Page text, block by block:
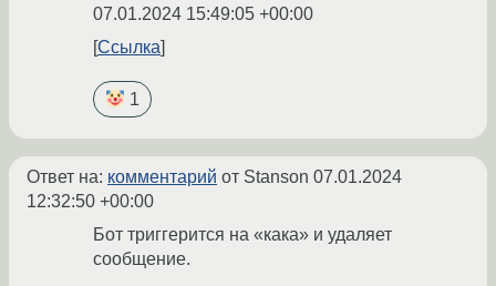
07.01.2024 15:49:05 +00:00
Ссылка
1
Ответ на: комментарий от Stanson 07.01.2024
12:32:50 +00:00
Бот триггерится на «кака» и удаляет
сообщение.